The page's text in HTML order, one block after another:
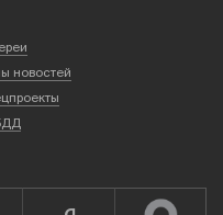
новостей